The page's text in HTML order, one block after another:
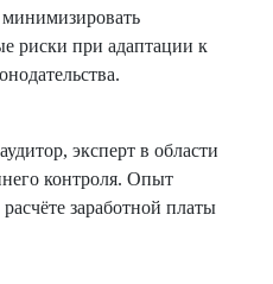
минимизировать
риски при адаптации к
эксперт в области
контроля. Опыт
заработной платы